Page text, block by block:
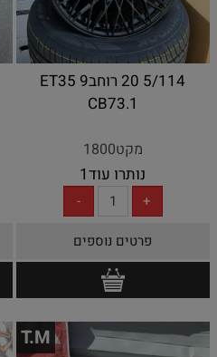
5/114 20 רוחב9 ET35
CB73.1
מקט1800
נותרו עוד1
פרטים נוספים
T.M